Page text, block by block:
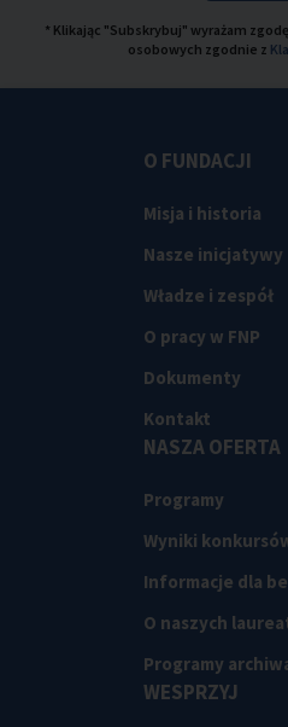
* Klikając "Subskrybuj" wyrażam
osobowych zgodnie z
O FUNDACJI
Misja i historia
Nasze inicjatywy
Władze i zespół
O pracy w FNP
Dokumenty
Kontakt
NASZA OFERTA
Programy
Wyniki
Informacje dla
O naszych
Programy
WESPRZYJ